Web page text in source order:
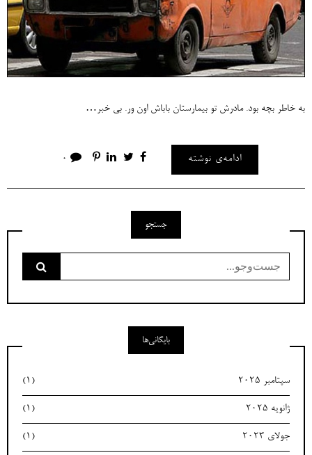
به خاطر بچه بود. مادرش تو بیمارستان باباش اون ور. بی خبر…
ادامه‌ی نوشته 0
جستجو
برای:
بایگانی‌ها
سپتامبر 2025 (1)
ژانویه 2025 (1)
جولای 2023 (1)